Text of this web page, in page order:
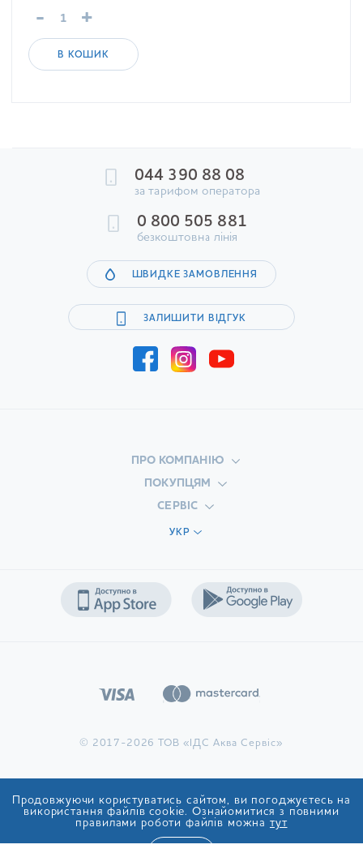
- +
В КОШИК
044 390 88 08
за тарифом оператора
0 800 505 881
безкоштовна лінія
ШВИДКЕ ЗАМОВЛЕННЯ
ЗАЛИШИТИ ВІДГУК
ПРО КОМПАНІЮ
ПОКУПЦЯМ
СЕРВІС
УКР
© 2017-2026 ТОВ «ІДС Аква Сервіс»
Продовжуючи користуватись сайтом, ви погоджуєтесь на
використання файлів cookie. Ознайомитися з повними
правилами роботи файлів можна тут